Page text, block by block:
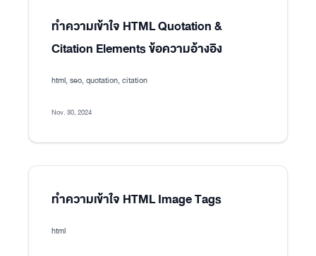
ทำความเข้าใจ HTML Quotation &
Citation Elements ข้อความอ้างอิง
html, seo, quotation, citation
Nov. 30, 2024
ทำความเข้าใจ HTML Image Tags
html